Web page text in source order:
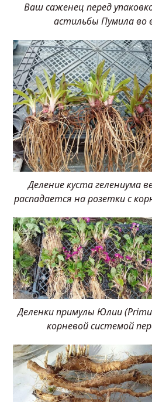
Ваш саженец перед
астильбы Пумила во
Деление куста гелениума
распадается на розетки с
Деленки примулы Юлии
корневой системой